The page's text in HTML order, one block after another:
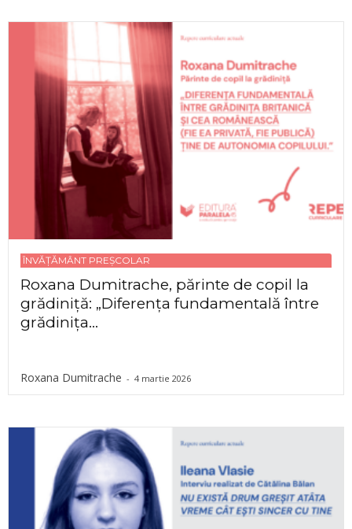
ÎNVĂȚĂMÂNT PREȘCOLAR
Roxana Dumitrache, părinte de copil la
grădiniță: „Diferența fundamentală între
grădinița...
Roxana Dumitrache - 4 martie 2026